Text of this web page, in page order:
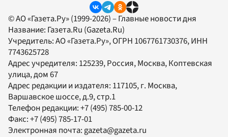
© АО «Газета.Ру» (1999-2026) – Главные новости дня
Название: Газета.Ru (Gazeta.Ru)
Учредитель:АО «Газета.Ру», ОГРН 1067761730376, ИНН
7743625728
Адрес учредителя: 125239, Россия, Москва, Коптевская
улица, дом 67
Адрес редакции и издателя: 117105, г. Москва,
Варшавское шоссе, д.9, стр.1
Телефон редакции:+7 (495) 785-00-12
Факс:+7 (495) 785-17-01
Электронная почта: gazeta@gazeta.ru